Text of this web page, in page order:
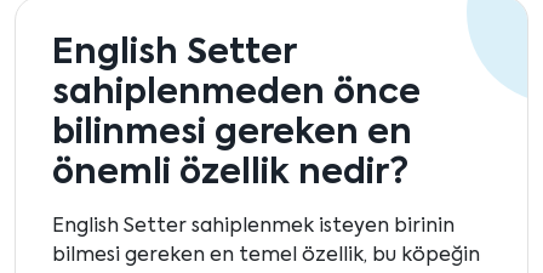
English Setter
sahiplenmeden önce
bilinmesi gereken en
önemli özellik nedir?
English Setter sahiplenmek isteyen birinin
bilmesi gereken en temel özellik, bu köpeğin